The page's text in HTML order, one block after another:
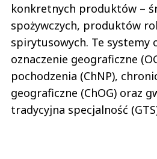
konkretnych produktów –
spożywczych, produktów
spirytusowych. Te systemy
oznaczenie geograficzne
pochodzenia (ChNP),
geograficzne (ChOG) oraz
tradycyjna specjalność